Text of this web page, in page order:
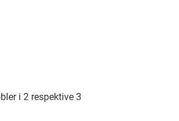
i 2 respektive 3